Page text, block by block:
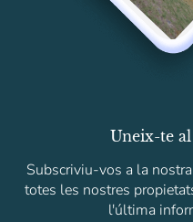
Uneix-te
Subscriviu-vos a la
totes les nostres
l'última